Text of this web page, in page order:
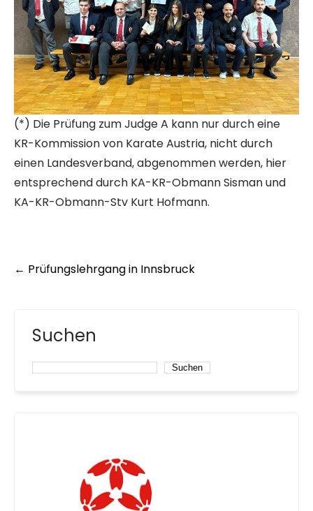
(*) Die Prüfung zum Judge A kann nur durch eine
KR-Kommission von Karate Austria, nicht durch
einen Landesverband, abgenommen werden, hier
entsprechend durch KA-KR-Obmann Sisman und
KA-KR-Obmann-Stv Kurt Hofmann.
Post
← Prüfungslehrgang in Innsbruck
Suchen
Suchen